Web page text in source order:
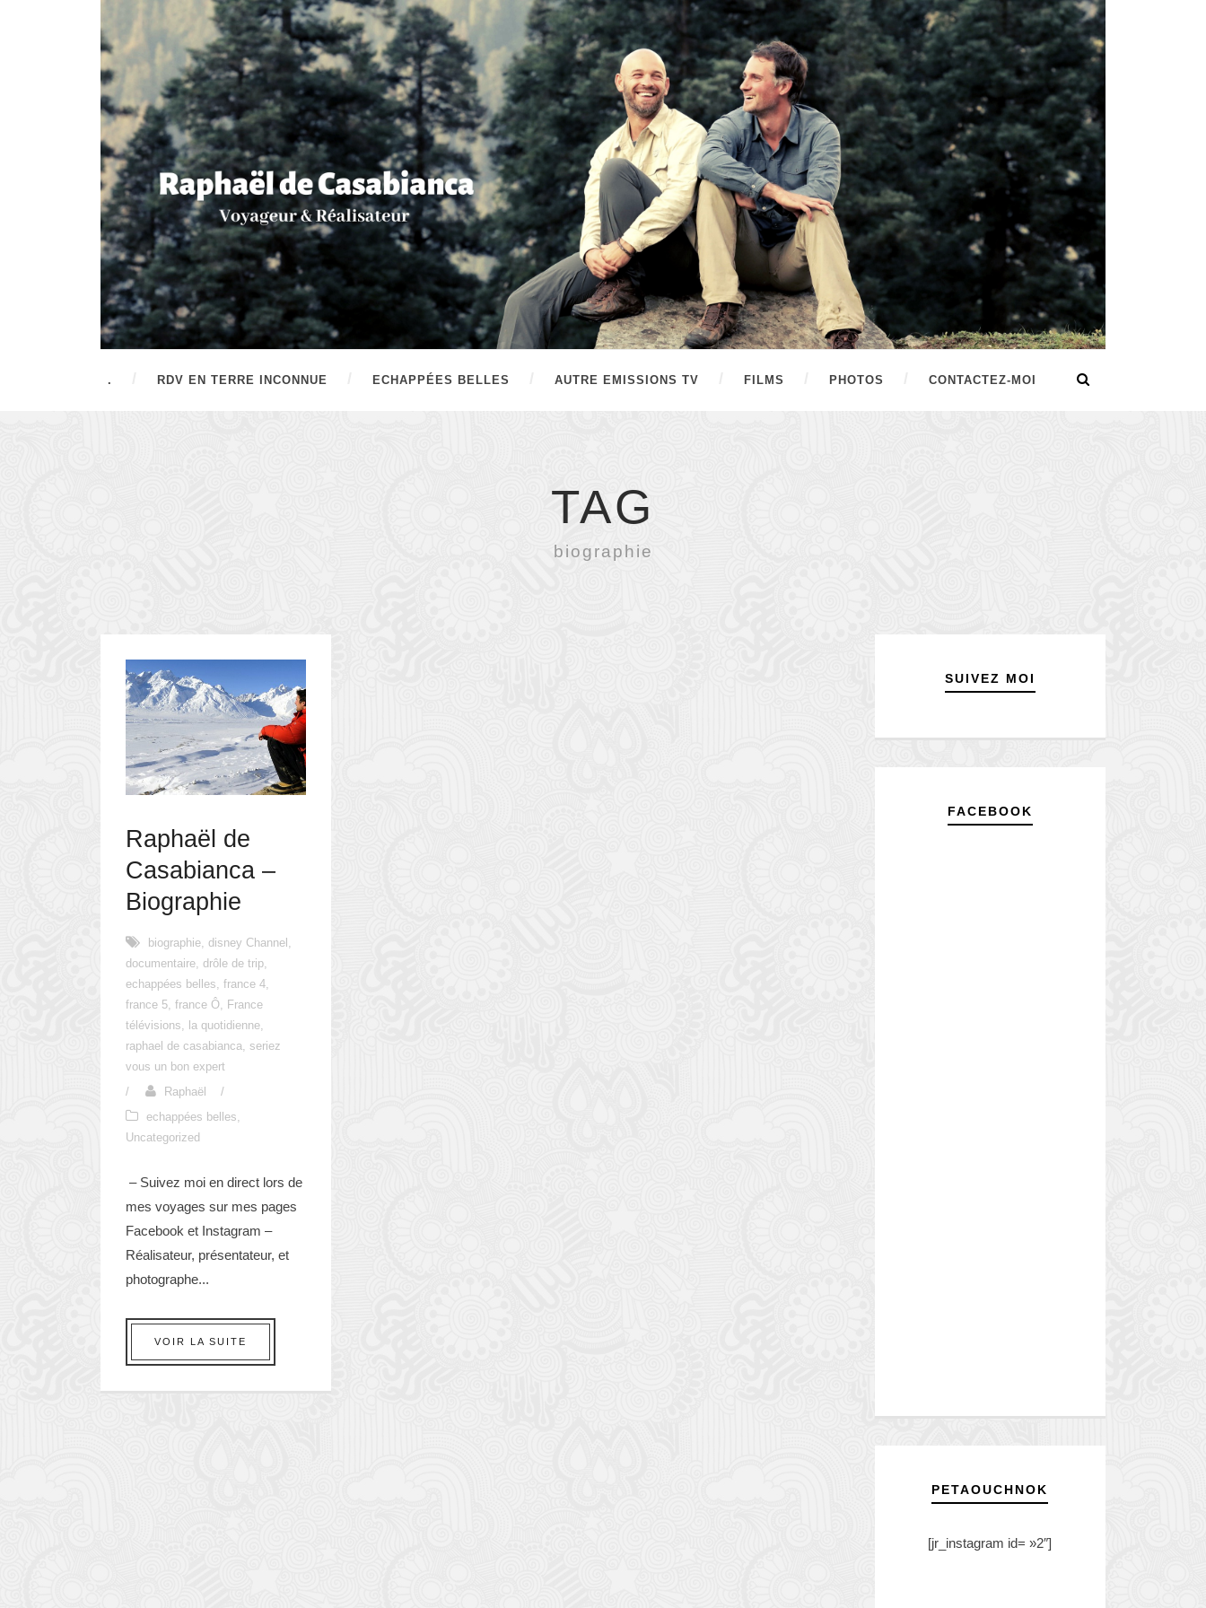
. RDV EN TERRE INCONNUE ECHAPPÉES BELLES AUTRE EMISSIONS TV FILMS PHOTOS CONTACTEZ-MOI
TAG
biographie
Raphaël de
Casabianca –
Biographie
biographie disney Channel
documentaire drôle de trip
echappées belles france 4
france 5 france Ô
France
télévisions
la quotidienne
raphael de casabianca seriez
vous un bon expert
/
Raphaël
/
echappées belles
Uncategorized
– Suivez moi en direct lors de
mes voyages sur mes pages
Facebook et Instagram –
Réalisateur, présentateur, et
photographe...
VOIR LA SUITE
SUIVEZ MOI
FACEBOOK
PETAOUCHNOK
[jr_instagram id= »2″]